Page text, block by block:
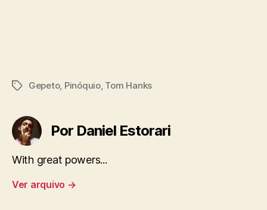
TagsGepeto, Pinóquio, Tom Hanks
Por Daniel Estorari
With great powers...
Ver arquivo →